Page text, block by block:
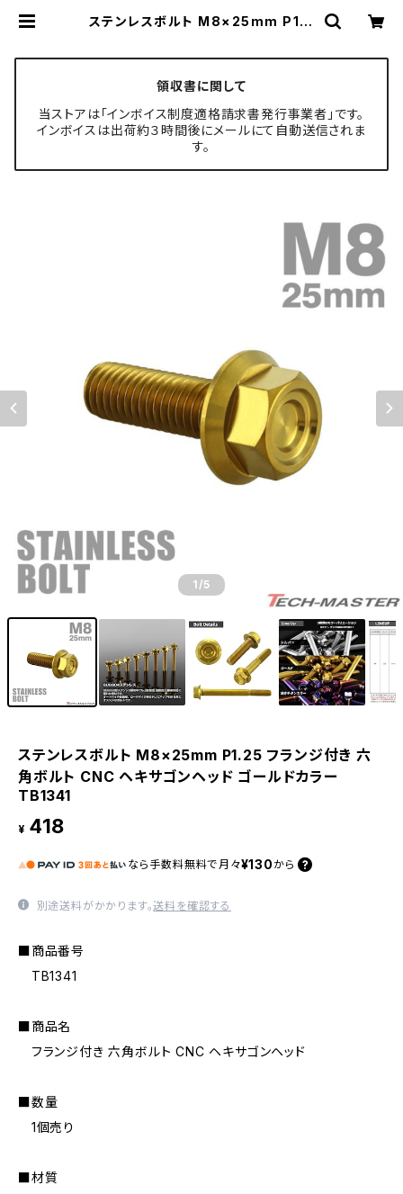
ステンレスボルト M8×25mm P1.2
41 | TECH-MASTER ボルト専門
店
領収書に関して
当ストアは「インボイス制度適格請求書発行事業者」です。
インボイスは出荷約３時間後にメールにて自動送信されま
す。
1 /5
ステンレスボルト M8×25mm P1.25 フランジ付き 六
角ボルト CNC ヘキサゴンヘッド ゴールドカラー
TB1341
¥ 418
なら 手数料無料で 月々¥130 から
別途送料がかかります。送料を確認する
■商品番号
TB1341
■商品名
フランジ付き 六角ボルト CNC ヘキサゴンヘッド
■数量
1個売り
■材質